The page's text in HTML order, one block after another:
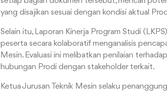
yang disajikan sesuai dengan kondisi aktual
Selain itu, Laporan Kinerja Program Studi
peserta secara kolaboratif menganalisis
Mesin. Evaluasi ini melibatkan penilaian
hubungan Prodi dengan stakeholder terkait.
Ketua Jurusan Teknik Mesin selaku